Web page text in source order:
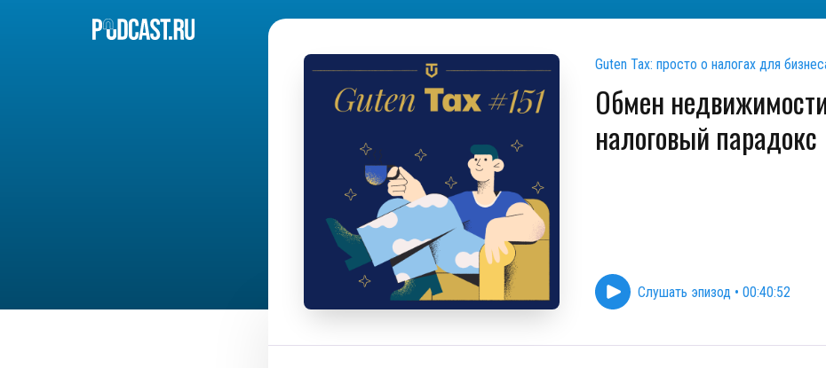
Guten Tax: просто о налогах для
Обмен
налоговый парадокс
Слушать эпизод • 00:40:52